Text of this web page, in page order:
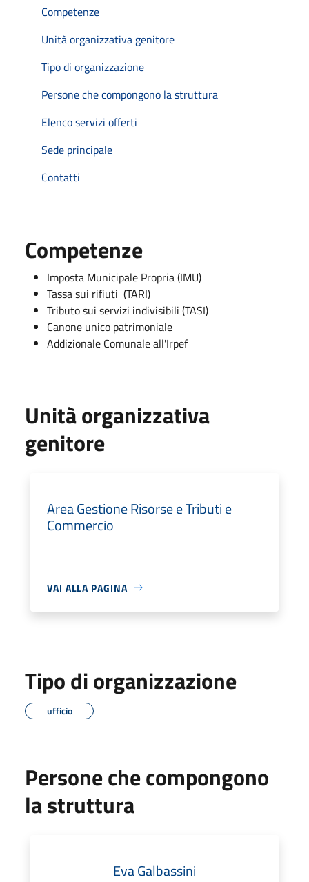
Competenze
Unità organizzativa genitore
Tipo di organizzazione
Persone che compongono la struttura
Elenco servizi offerti
Sede principale
Contatti
Competenze
Imposta Municipale Propria (IMU)
Tassa sui rifiuti (TARI)
Tributo sui servizi indivisibili (TASI)
Canone unico patrimoniale
Addizionale Comunale all'Irpef
Unità organizzativa
genitore
Area Gestione Risorse e Tributi e
Commercio
VAI ALLA PAGINA
Tipo di organizzazione
ufficio
Persone che compongono
la struttura
Eva Galbassini